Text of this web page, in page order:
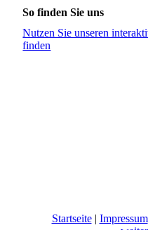
So finden Sie uns
Nutzen Sie unseren
finden
Startseite| Impressum